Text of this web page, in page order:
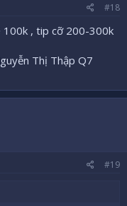
#18
100k , tip cỡ 200-300k
Thị Thập Q7
#19